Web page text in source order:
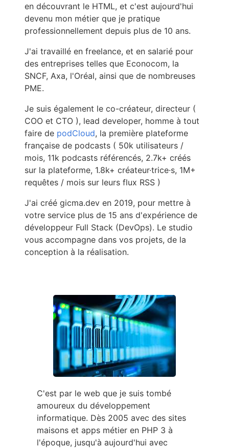
en découvrant le HTML, et c'est aujourd'hui
devenu mon métier que je pratique
professionnellement depuis plus de 10 ans.
J'ai travaillé en freelance, et en salarié pour
des entreprises telles que Econocom, la
SNCF, Axa, l'Oréal, ainsi que de nombreuses
PME.
Je suis également le co-créateur, directeur (
COO et CTO ), lead developer, homme à tout
faire de podCloud, la première plateforme
française de podcasts ( 50k utilisateurs /
mois, 11k podcasts référencés, 2.7k+ créés
sur la plateforme, 1.8k+ créateur·trice·s, 1M+
requêtes / mois sur leurs flux RSS )
J'ai créé gicma.dev en 2019, pour mettre à
votre service plus de 15 ans d'expérience de
développeur Full Stack (DevOps). Le studio
vous accompagne dans vos projets, de la
conception à la réalisation.
C'est par le web que je suis tombé
amoureux du développement
informatique. Dès 2005 avec des sites
maisons et apps métier en PHP 3 à
l'époque, jusqu'à aujourd'hui avec